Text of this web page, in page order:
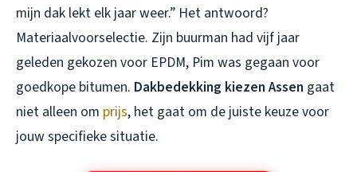
mijn dak lekt elk jaar weer.” Het antwoord?
Materiaalvoorselectie. Zijn buurman had vijf jaar
geleden gekozen voor EPDM, Pim was gegaan voor
goedkope bitumen. Dakbedekking kiezen Assen gaat
niet alleen om prijs, het gaat om de juiste keuze voor
jouw specifieke situatie.